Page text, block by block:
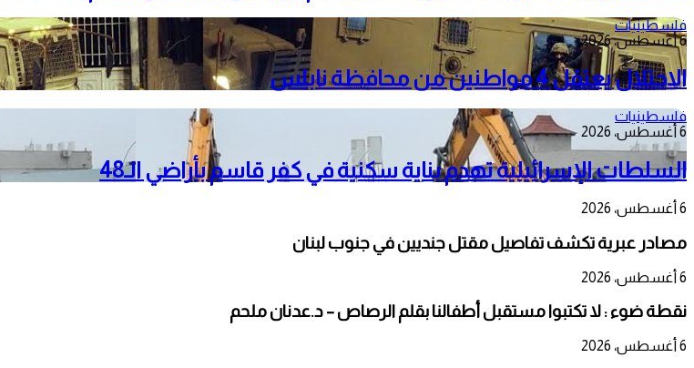
فلسطينيات
6 أغسطس، 2026
الاحتلال يعتقل 4 مواطنين من محافظة نابلس
فلسطينيات
6 أغسطس، 2026
السلطات الإسرائيلية تهدم بناية سكنية في كفر قاسم بأراضي الـ48
6 أغسطس، 2026
مصادر عبرية تكشف تفاصيل مقتل جنديين في جنوب لبنان
6 أغسطس، 2026
نقطة ضوء : لا تكتبوا مستقبل أطفالنا بقلم الرصاص – د.عدنان ملحم
6 أغسطس، 2026